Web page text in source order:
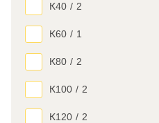
К40 / 2
К60 / 1
К80 / 2
К100 / 2
К120 / 2